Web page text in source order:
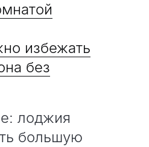
избежать
без
лоджия
большую